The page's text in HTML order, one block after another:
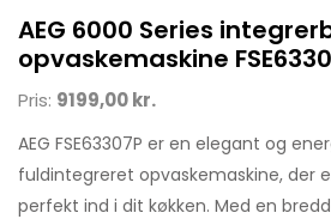
AEG 6000 Series
opvaskemaskine
Pris: 9199,00 kr.
AEG FSE63307P er en elegant og
fuldintegreret opvaskemaskine, der
perfekt ind i dit køkken. Med en